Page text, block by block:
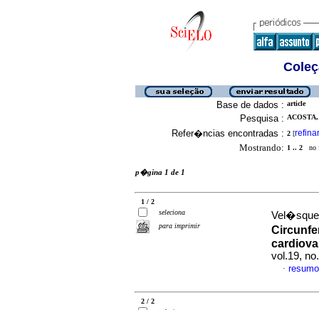
Base de dados : article
Pesquisa :
Refer�ncias encontradas : 2 [refinar
Mostrando: 1 .. 2 no
p�gina 1 de 1
1 / 2
seleciona
para imprimir
vol.19,
·
2 / 2